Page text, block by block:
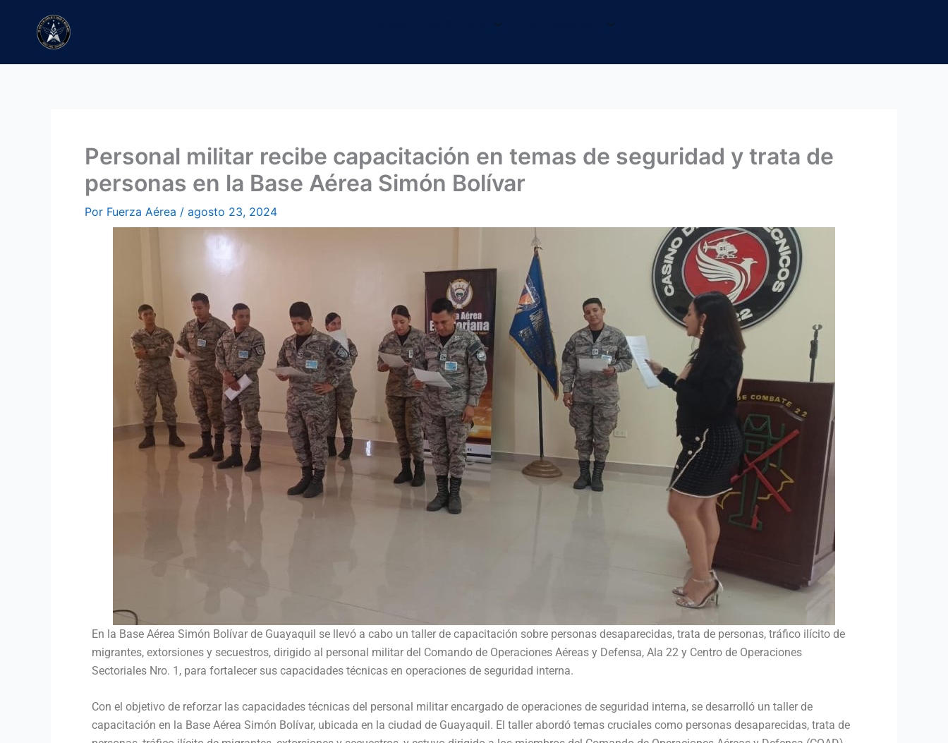
contenido
Personal militar recibe capacitación en temas de seguridad y trata de
personas en la Base Aérea Simón Bolívar
Por Fuerza Aérea / agosto 23, 2024
En la Base Aérea Simón Bolívar de Guayaquil se llevó a cabo un taller de capacitación sobre personas desaparecidas, trata de personas, tráfico ilícito de
migrantes, extorsiones y secuestros, dirigido al personal militar del Comando de Operaciones Aéreas y Defensa, Ala 22 y Centro de Operaciones
Sectoriales Nro. 1, para fortalecer sus capacidades técnicas en operaciones de seguridad interna.
Con el objetivo de reforzar las capacidades técnicas del personal militar encargado de operaciones de seguridad interna, se desarrolló un taller de
capacitación en la Base Aérea Simón Bolívar, ubicada en la ciudad de Guayaquil. El taller abordó temas cruciales como personas desaparecidas, trata de